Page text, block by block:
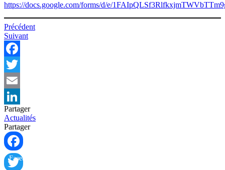
https://docs.google.com/forms/d/e/
Navigation
de
l’article
Précédent
Suivant
Facebook
Twitter
Email
LinkedIn
Partager
Actualités
Partager
Facebook